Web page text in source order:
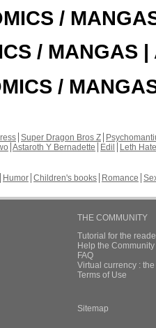
/
/ MANGAS |
/
Super Dragon Bros Z
Astaroth Y Bernadette Edil
Leth Hate
Humor Children's books Romance
THE COMMUNITY
Tutorial for the
Help the
FAQ
Virtual currency :
Terms of Use
Sitemap